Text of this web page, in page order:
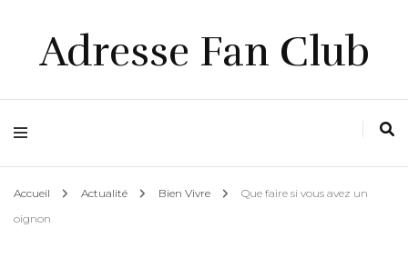
Adresse Fan Club
Accueil Actualité Bien Vivre
Que faire si vous avez un
oignon